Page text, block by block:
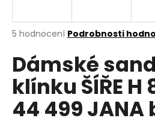
Průměrné
produktu
je
5,0
hvězdiček.
5 hodnocení Podrobnosti
Dámské
klínku ŠÍŘE
44 499 JANA
j
t
?